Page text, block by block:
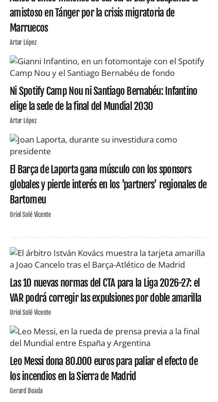
amistoso en Tánger por la crisis migratoria de
Marruecos
Artur López
Ni Spotify Camp Nou ni Santiago Bernabéu: Infantino
elige la sede de la final del Mundial 2030
Artur López
El Barça de Laporta gana músculo con los sponsors
globales y pierde interés en los 'partners' regionales de
Bartomeu
Oriol Solé Vicente
Las 10 nuevas normas del CTA para la Liga 2026-27: el
VAR podrá corregir las expulsiones por doble amarilla
Oriol Solé Vicente
Leo Messi dona 80.000 euros para paliar el efecto de
los incendios en la Sierra de Madrid
Gerard Boada